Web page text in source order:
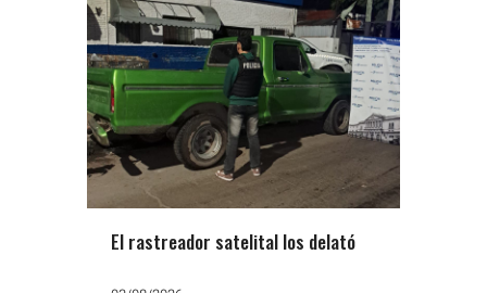
El rastreador satelital los delató